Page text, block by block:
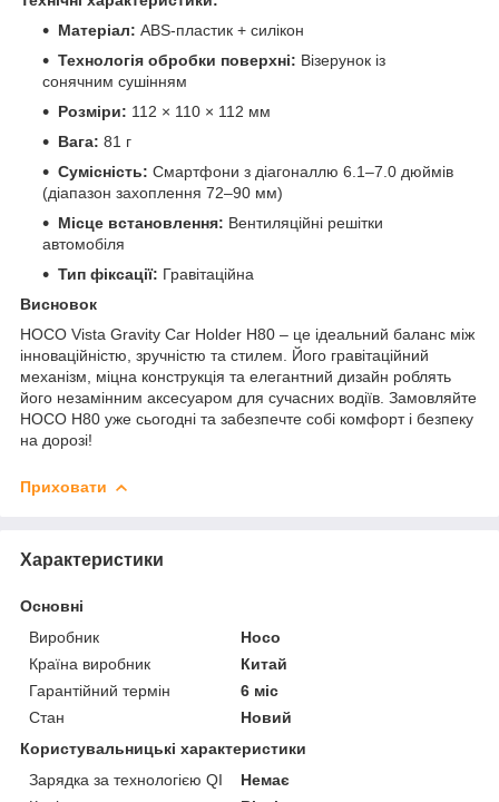
Матеріал: ABS-пластик + силікон
Технологія обробки поверхні: Візерунок із
сонячним сушінням
Розміри: 112 × 110 × 112 мм
Вага: 81 г
Сумісність: Смартфони з діагоналлю 6.1–7.0 дюймів
(діапазон захоплення 72–90 мм)
Місце встановлення: Вентиляційні решітки
автомобіля
Тип фіксації: Гравітаційна
Висновок
HOCO Vista Gravity Car Holder H80 – це ідеальний баланс між
інноваційністю, зручністю та стилем. Його гравітаційний
механізм, міцна конструкція та елегантний дизайн роблять
його незамінним аксесуаром для сучасних водіїв. Замовляйте
HOCO H80 уже сьогодні та забезпечте собі комфорт і безпеку
на дорозі!
Приховати
Характеристики
Основні
Виробник
Hoco
Країна виробник
Китай
Гарантійний термін
6 міс
Стан
Новий
Користувальницькі характеристики
Зарядка за технологією QI
Немає